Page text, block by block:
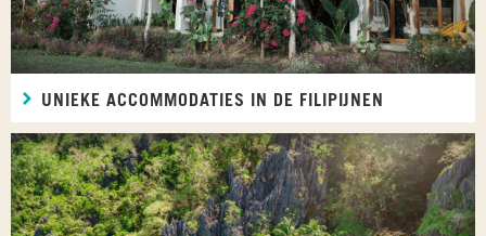
UNIEKE ACCOMMODATIES IN DE FILIPIJNEN